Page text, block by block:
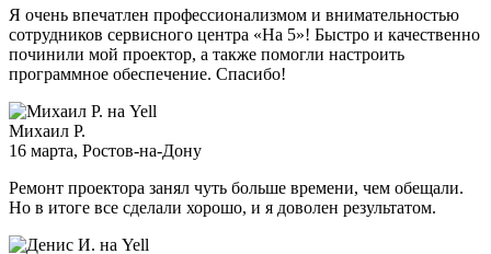
Я очень впечатлен профессионализмом и внимательностью
сотрудников сервисного центра «На 5»! Быстро и качественно
починили мой проектор, а также помогли настроить
программное обеспечение. Спасибо!
Михаил Р.
16 марта, Ростов-на-Дону
Ремонт проектора занял чуть больше времени, чем обещали.
Но в итоге все сделали хорошо, и я доволен результатом.